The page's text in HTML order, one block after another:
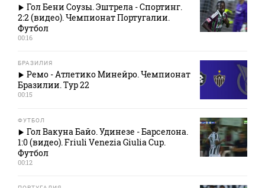
Гол Бени Соузы. Эштрела - Спортинг.
2:2 (видео). Чемпионат Португалии.
Футбол
00:16
БРАЗИЛИЯ
Ремо - Атлетико Минейро. Чемпионат
Бразилии. Тур 22
00:15
ФУТБОЛ
Гол Вакуна Байо. Удинезе - Барселона.
1:0 (видео). Friuli Venezia Giulia Cup.
Футбол
00:12